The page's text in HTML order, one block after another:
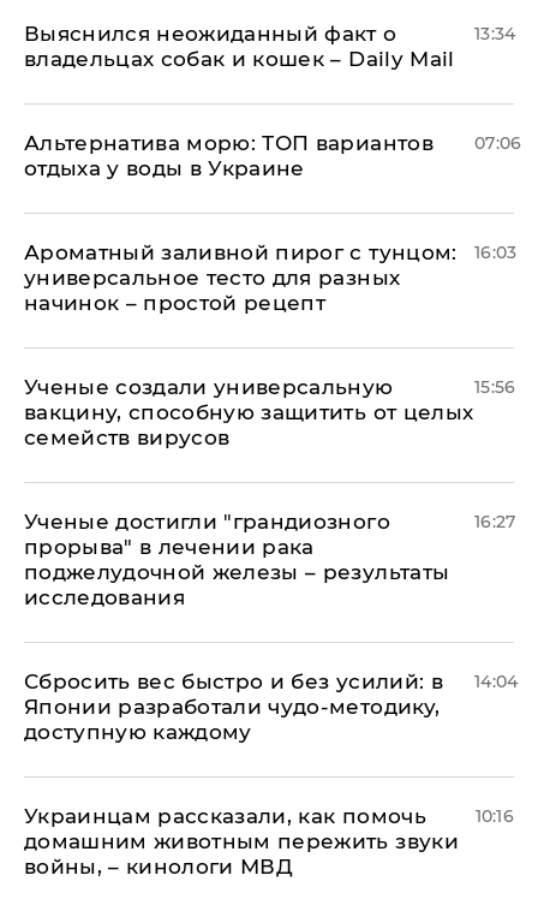
Выяснился неожиданный факт о
владельцах собак и кошек – Daily Mail
13:34
Альтернатива морю: ТОП вариантов
отдыха у воды в Украине
07:06
Ароматный заливной пирог с тунцом:
универсальное тесто для разных
начинок – простой рецепт
16:03
Ученые создали универсальную
вакцину, способную защитить от целых
семейств вирусов
15:56
Ученые достигли "грандиозного
прорыва" в лечении рака
поджелудочной железы – результаты
исследования
16:27
Сбросить вес быстро и без усилий: в
Японии разработали чудо-методику,
доступную каждому
14:04
Украинцам рассказали, как помочь
домашним животным пережить звуки
войны, – кинологи МВД
10:16